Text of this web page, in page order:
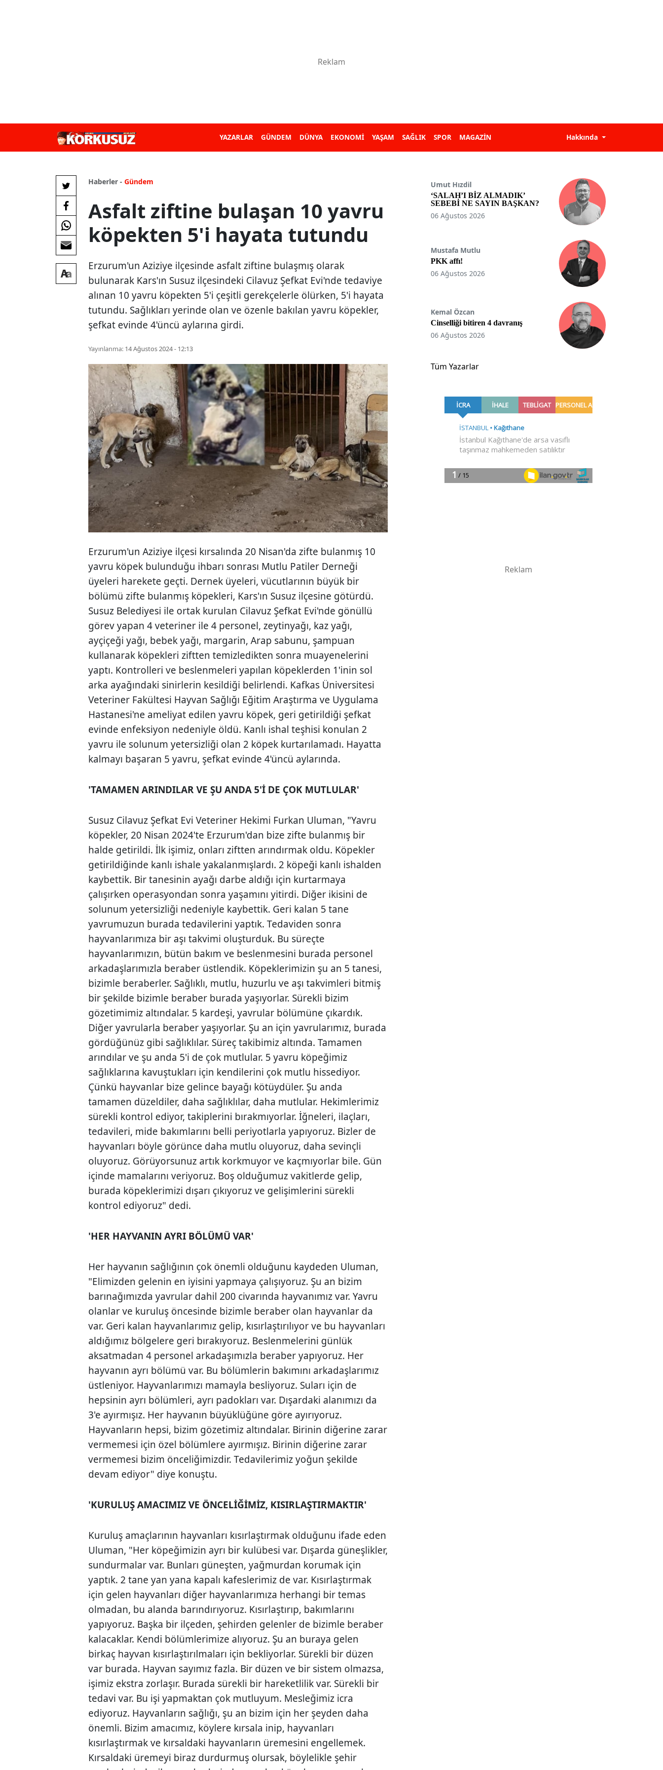
YAZARLAR GÜNDEM DÜNYA EKONOMİ YAŞAM SAĞLIK SPOR MAGAZİN Hakkında
Haberler - Gündem
Asfalt ziftine bulaşan 10 yavru
köpekten 5'i hayata tutundu
Erzurum'un Aziziye ilçesinde asfalt ziftine bulaşmış olarak
bulunarak Kars'ın Susuz ilçesindeki Cilavuz Şefkat Evi'nde tedaviye
alınan 10 yavru köpekten 5'i çeşitli gerekçelerle ölürken, 5'i hayata
tutundu. Sağlıkları yerinde olan ve özenle bakılan yavru köpekler,
şefkat evinde 4'üncü aylarına girdi.
Yayınlanma: 14 Ağustos 2024 - 12:13
Erzurum'un Aziziye ilçesi kırsalında 20 Nisan'da zifte bulanmış 10
yavru köpek bulunduğu ihbarı sonrası Mutlu Patiler Derneği
üyeleri harekete geçti. Dernek üyeleri, vücutlarının büyük bir
bölümü zifte bulanmış köpekleri, Kars'ın Susuz ilçesine götürdü.
Susuz Belediyesi ile ortak kurulan Cilavuz Şefkat Evi'nde gönüllü
görev yapan 4 veteriner ile 4 personel, zeytinyağı, kaz yağı,
ayçiçeği yağı, bebek yağı, margarin, Arap sabunu, şampuan
kullanarak köpekleri ziftten temizledikten sonra muayenelerini
yaptı. Kontrolleri ve beslenmeleri yapılan köpeklerden 1'inin sol
arka ayağındaki sinirlerin kesildiği belirlendi. Kafkas Üniversitesi
Veteriner Fakültesi Hayvan Sağlığı Eğitim Araştırma ve Uygulama
Hastanesi'ne ameliyat edilen yavru köpek, geri getirildiği şefkat
evinde enfeksiyon nedeniyle öldü. Kanlı ishal teşhisi konulan 2
yavru ile solunum yetersizliği olan 2 köpek kurtarılamadı. Hayatta
kalmayı başaran 5 yavru, şefkat evinde 4'üncü aylarında.
'TAMAMEN ARINDILAR VE ŞU ANDA 5'İ DE ÇOK MUTLULAR'
Susuz Cilavuz Şefkat Evi Veteriner Hekimi Furkan Uluman, "Yavru
köpekler, 20 Nisan 2024'te Erzurum'dan bize zifte bulanmış bir
halde getirildi. İlk işimiz, onları ziftten arındırmak oldu. Köpekler
getirildiğinde kanlı ishale yakalanmışlardı. 2 köpeği kanlı ishalden
kaybettik. Bir tanesinin ayağı darbe aldığı için kurtarmaya
çalışırken operasyondan sonra yaşamını yitirdi. Diğer ikisini de
solunum yetersizliği nedeniyle kaybettik. Geri kalan 5 tane
yavrumuzun burada tedavilerini yaptık. Tedaviden sonra
hayvanlarımıza bir aşı takvimi oluşturduk. Bu süreçte
hayvanlarımızın, bütün bakım ve beslenmesini burada personel
arkadaşlarımızla beraber üstlendik. Köpeklerimizin şu an 5 tanesi,
bizimle beraberler. Sağlıklı, mutlu, huzurlu ve aşı takvimleri bitmiş
bir şekilde bizimle beraber burada yaşıyorlar. Sürekli bizim
gözetimimiz altındalar. 5 kardeşi, yavrular bölümüne çıkardık.
Diğer yavrularla beraber yaşıyorlar. Şu an için yavrularımız, burada
gördüğünüz gibi sağlıklılar. Süreç takibimiz altında. Tamamen
arındılar ve şu anda 5'i de çok mutlular. 5 yavru köpeğimiz
sağlıklarına kavuştukları için kendilerini çok mutlu hissediyor.
Çünkü hayvanlar bize gelince bayağı kötüydüler. Şu anda
tamamen düzeldiler, daha sağlıklılar, daha mutlular. Hekimlerimiz
sürekli kontrol ediyor, takiplerini bırakmıyorlar. İğneleri, ilaçları,
tedavileri, mide bakımlarını belli periyotlarla yapıyoruz. Bizler de
hayvanları böyle görünce daha mutlu oluyoruz, daha sevinçli
oluyoruz. Görüyorsunuz artık korkmuyor ve kaçmıyorlar bile. Gün
içinde mamalarını veriyoruz. Boş olduğumuz vakitlerde gelip,
burada köpeklerimizi dışarı çıkıyoruz ve gelişimlerini sürekli
kontrol ediyoruz" dedi.
'HER HAYVANIN AYRI BÖLÜMÜ VAR'
Her hayvanın sağlığının çok önemli olduğunu kaydeden Uluman,
"Elimizden gelenin en iyisini yapmaya çalışıyoruz. Şu an bizim
barınağımızda yavrular dahil 200 civarında hayvanımız var. Yavru
olanlar ve kuruluş öncesinde bizimle beraber olan hayvanlar da
var. Geri kalan hayvanlarımız gelip, kısırlaştırılıyor ve bu hayvanları
aldığımız bölgelere geri bırakıyoruz. Beslenmelerini günlük
aksatmadan 4 personel arkadaşımızla beraber yapıyoruz. Her
hayvanın ayrı bölümü var. Bu bölümlerin bakımını arkadaşlarımız
üstleniyor. Hayvanlarımızı mamayla besliyoruz. Suları için de
hepsinin ayrı bölümleri, ayrı padokları var. Dışardaki alanımızı da
3'e ayırmışız. Her hayvanın büyüklüğüne göre ayırıyoruz.
Hayvanların hepsi, bizim gözetimiz altındalar. Birinin diğerine zarar
vermemesi için özel bölümlere ayırmışız. Birinin diğerine zarar
vermemesi bizim önceliğimizdir. Tedavilerimiz yoğun şekilde
devam ediyor" diye konuştu.
'KURULUŞ AMACIMIZ VE ÖNCELİĞİMİZ, KISIRLAŞTIRMAKTIR'
Kuruluş amaçlarının hayvanları kısırlaştırmak olduğunu ifade eden
Uluman, "Her köpeğimizin ayrı bir kulübesi var. Dışarda güneşlikler,
sundurmalar var. Bunları güneşten, yağmurdan korumak için
yaptık. 2 tane yan yana kapalı kafeslerimiz de var. Kısırlaştırmak
için gelen hayvanları diğer hayvanlarımıza herhangi bir temas
olmadan, bu alanda barındırıyoruz. Kısırlaştırıp, bakımlarını
yapıyoruz. Başka bir ilçeden, şehirden gelenler de bizimle beraber
kalacaklar. Kendi bölümlerimize alıyoruz. Şu an buraya gelen
birkaç hayvan kısırlaştırılmaları için bekliyorlar. Sürekli bir düzen
var burada. Hayvan sayımız fazla. Bir düzen ve bir sistem olmazsa,
işimiz ekstra zorlaşır. Burada sürekli bir hareketlilik var. Sürekli bir
tedavi var. Bu işi yapmaktan çok mutluyum. Mesleğimiz icra
ediyoruz. Hayvanların sağlığı, şu an bizim için her şeyden daha
önemli. Bizim amacımız, köylere kırsala inip, hayvanları
kısırlaştırmak ve kırsaldaki hayvanların üremesini engellemek.
Kırsaldaki üremeyi biraz durdurmuş olursak, böylelikle şehir
Umut Hızdil
‘SALAH’I BİZ ALMADIK’
SEBEBİ NE SAYIN BAŞKAN?
06 Ağustos 2026
Mustafa Mutlu
PKK affı!
06 Ağustos 2026
Kemal Özcan
Cinselliği bitiren 4 davranış
06 Ağustos 2026
Tüm Yazarlar